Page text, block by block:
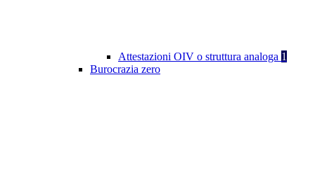
Attestazioni OIV o struttura analoga 1
Burocrazia zero